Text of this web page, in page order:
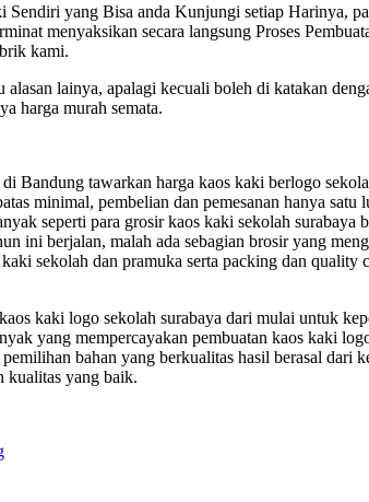
yang Bisa anda Kunjungi setiap Harinya,
menyaksikan secara langsung Proses
kami.
lainya, apalagi kecuali boleh di katakan
harga murah semata.
Bandung tawarkan harga kaos kaki berlogo
minimal, pembelian dan pemesanan hanya satu
seperti para grosir kaos kaki sekolah surabaya
ini berjalan, malah ada sebagian brosir yang
sekolah dan pramuka serta packing dan quality
kaki logo sekolah surabaya dari mulai untuk
yang mempercayakan pembuatan kaos kaki
bahan yang berkualitas hasil berasal dari
kualitas yang baik.